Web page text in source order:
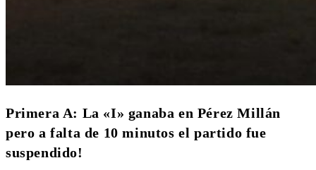
Primera A: La «I» ganaba en Pérez Millán
pero a falta de 10 minutos el partido fue
suspendido!